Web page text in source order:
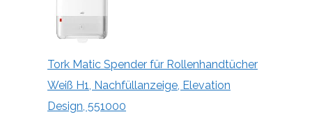
Tork Matic Spender für Rollenhandtücher
Weiß H1, Nachfüllanzeige, Elevation
Design, 551000